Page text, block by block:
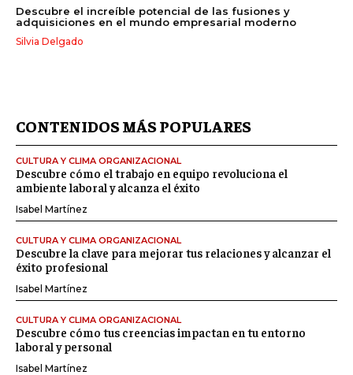
Descubre el increíble potencial de las fusiones y
adquisiciones en el mundo empresarial moderno
Silvia Delgado
CONTENIDOS MÁS POPULARES
CULTURA Y CLIMA ORGANIZACIONAL
Descubre cómo el trabajo en equipo revoluciona el
ambiente laboral y alcanza el éxito
Isabel Martínez
CULTURA Y CLIMA ORGANIZACIONAL
Descubre la clave para mejorar tus relaciones y alcanzar el
éxito profesional
Isabel Martínez
CULTURA Y CLIMA ORGANIZACIONAL
Descubre cómo tus creencias impactan en tu entorno
laboral y personal
Isabel Martínez